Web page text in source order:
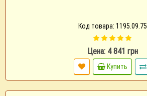
Код товара: 1195.09.75
Цена: 4 841 грн
Купить